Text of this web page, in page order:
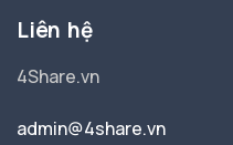
Liên hệ
4Share.vn
admin@4share.vn